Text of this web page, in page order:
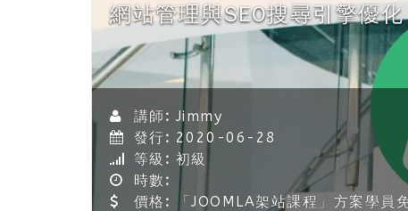
網站管理與SEO搜尋引擎優化
講師: Jimmy
發行: 2020-06-28
等級: 初級
時數:
價格: 「JOOMLA架站課程」方案學員